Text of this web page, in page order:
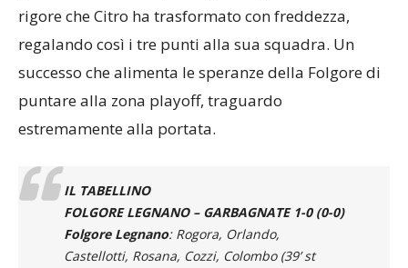
rigore che Citro ha trasformato con freddezza,
regalando così i tre punti alla sua squadra. Un
successo che alimenta le speranze della Folgore di
puntare alla zona playoff, traguardo
estremamente alla portata.
IL TABELLINO
FOLGORE LEGNANO – GARBAGNATE 1-0 (0-0)
Folgore Legnano: Rogora, Orlando,
Castellotti, Rosana, Cozzi, Colombo (39’ st